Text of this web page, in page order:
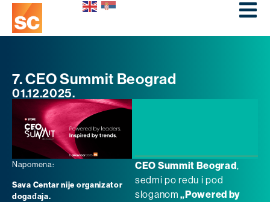
7. CEO Summit Beograd
01.12.2025.
Napomena:
Sava Centar nije organizator
događaja.
CEO Summit Beograd,
sedmi po redu i pod
sloganom „Powered by